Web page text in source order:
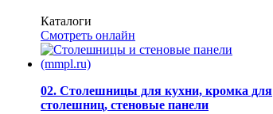
Каталоги
Смотреть онлайн
02. Столешницы для кухни, кромка для
столешниц, стеновые панели